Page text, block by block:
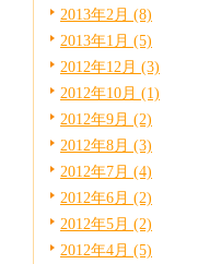
2013年2月 (8)
2013年1月 (5)
2012年12月 (3)
2012年10月 (1)
2012年9月 (2)
2012年8月 (3)
2012年7月 (4)
2012年6月 (2)
2012年5月 (2)
2012年4月 (5)